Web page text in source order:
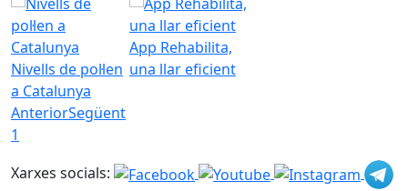
Nivells de pol·len
a Catalunya
App Rehabilita,
una llar eficient
AnteriorSegüent
1
Xarxes socials: